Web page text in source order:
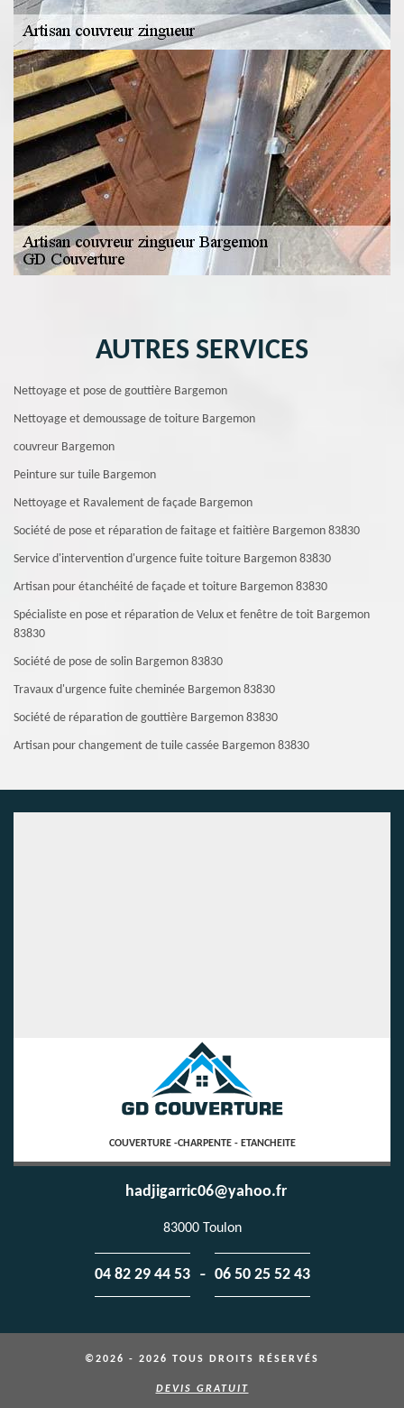
AUTRES SERVICES
Nettoyage et pose de gouttière Bargemon
Nettoyage et demoussage de toiture Bargemon
couvreur Bargemon
Peinture sur tuile Bargemon
Nettoyage et Ravalement de façade Bargemon
Société de pose et réparation de faitage et faitière Bargemon 83830
Service d'intervention d'urgence fuite toiture Bargemon 83830
Artisan pour étanchéité de façade et toiture Bargemon 83830
Spécialiste en pose et réparation de Velux et fenêtre de toit Bargemon
83830
Société de pose de solin Bargemon 83830
Travaux d'urgence fuite cheminée Bargemon 83830
Société de réparation de gouttière Bargemon 83830
Artisan pour changement de tuile cassée Bargemon 83830
COUVERTURE -CHARPENTE - ETANCHEITE
hadjigarric06@yahoo.fr
83000 Toulon
04 82 29 44 53 - 06 50 25 52 43
©2026 - 2026 TOUS DROITS RÉSERVÉS
DEVIS GRATUIT